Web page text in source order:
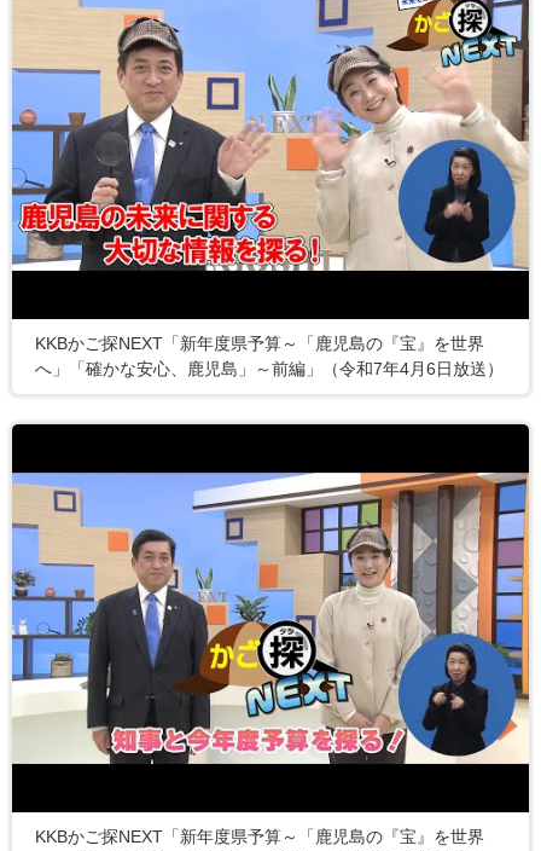
KKBかご探NEXT「新年度県予算～「鹿児島の『宝』を世界
へ」「確かな安心、鹿児島」～前編」（令和7年4月6日放送）
KKBかご探NEXT「新年度県予算～「鹿児島の『宝』を世界